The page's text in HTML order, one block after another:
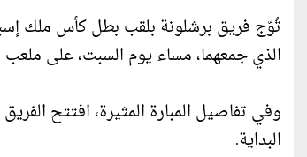
تُوّج فريق برشلونة بلقب بطل كأس ملك
الذي جمعهما، مساء يوم السبت، على ملعب
البداية.